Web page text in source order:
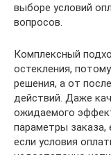
выборе условий
вопросов.
Комплексный
остекления,
решения, а от
действий. Даже
ожидаемого
параметры заказа,
если условия